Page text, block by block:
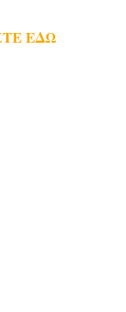
ΕΔΩ